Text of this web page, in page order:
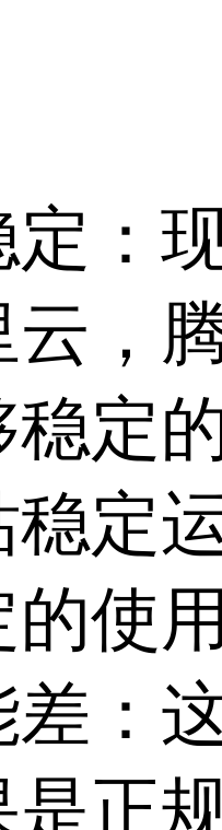
现
云，
稳定
稳定
的使
这
是正